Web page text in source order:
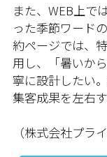
また、WEB上で
った季節ワード
約ページでは、
用し、「暑いか
寧に設計したい
集客成果を左右す
（株式会社プラ